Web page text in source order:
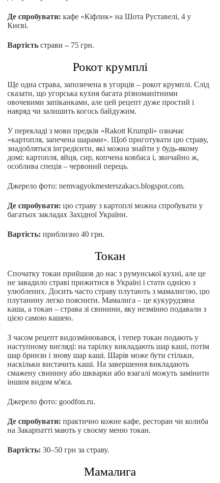
Де спробувати: кафе «Кіфлик» на Шота Руставелі, 4 у
Києві.
Вартість страви – 75 грн.
Рокот крумплі
Ще одна страва, запозичена в угорців – рокот крумплі. Слід
сказати, що угорська кухня багата різноманітними
овочевими запіканками, але цей рецепт дуже простий і
навряд чи залишить когось байдужим.
У перекладі з мови предків «Rakott Krumpli» означає
«картопля, запечена шарами». Щоб приготувати цю страву,
знадобляться інгредієнти, які можна знайти у будь-якому
домі: картопля, яйця, сир, копчена ковбаса і, звичайно ж,
особлива спеція – червоний перець.
Джерело фото: nemvagyokmesterszakacs.blogspot.com.
Де спробувати: цю страву з картоплі можна спробувати у
багатьох закладах Західної України.
Вартість: приблизно 40 грн.
Токан
Спочатку токан прийшов до нас з румунської кухні, але це
не завадило страві прижитися в Україні і стати однією з
улюблених. Досить часто страву плутають з мамалигою, цю
плутанину легко пояснити. Мамалига – це кукурудзяна
каша, а токан – страва зі свинини, яку незмінно подавали з
цією самою кашею.
З часом рецепт видозмінювався, і тепер токан подають у
наступному вигляді: на тарілку викладають шар каші, потім
шар бринзи і знову шар каші. Шарів може бути стільки,
наскільки вистачить каші. На завершення викладають
смажену свинину або шкварки або взагалі можуть замінити
іншим видом м'яса.
Джерело фото: goodfon.ru.
Де спробувати: практично кожне кафе, ресторан чи колиба
на Закарпатті мають у своєму меню токан.
Вартість: 30–50 грн за страву.
Мамалига